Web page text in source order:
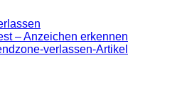
– Anzeichen erkennen
verlassen-Artikel